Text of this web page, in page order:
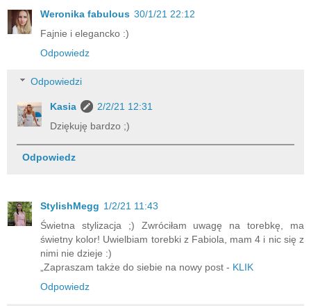
Weronika fabulous 30/1/21 22:12
Fajnie i elegancko :)
Odpowiedz
Odpowiedzi
Kasia
2/2/21 12:31
Dziękuję bardzo ;)
Odpowiedz
StylishMegg 1/2/21 11:43
Świetna stylizacja ;) Zwróciłam uwagę na torebkę, ma
świetny kolor! Uwielbiam torebki z Fabiola, mam 4 i nic się z
nimi nie dzieje :)
„Zapraszam także do siebie na nowy post - KLIK
Odpowiedz